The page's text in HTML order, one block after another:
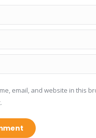
email, and website in this